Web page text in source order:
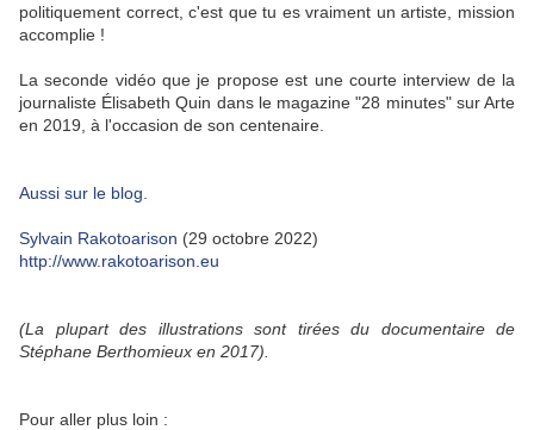
politiquement correct, c'est que tu es vraiment un artiste, mission
accomplie !
La seconde vidéo que je propose est une courte interview de la
journaliste Élisabeth Quin dans le magazine "28 minutes" sur Arte
en 2019, à l'occasion de son centenaire.
Aussi sur le blog.
Sylvain Rakotoarison (29 octobre 2022)
http://www.rakotoarison.eu
(La plupart des illustrations sont tirées du documentaire de
Stéphane Berthomieux en 2017).
Pour aller plus loin :